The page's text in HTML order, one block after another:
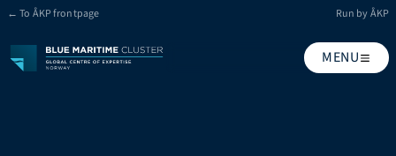
← To ÅKP frontpage Run by ÅKP
MENU